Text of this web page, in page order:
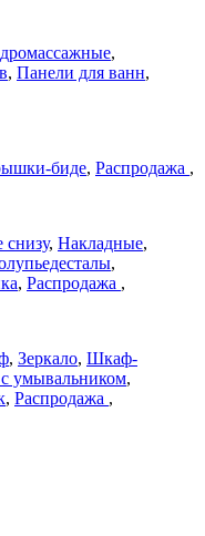
,
, Панели для ванн,
биде, Распродажа ,
снизу, Накладные,
,
, Распродажа ,
, Зеркало, Шкаф-
умывальником,
, Распродажа ,